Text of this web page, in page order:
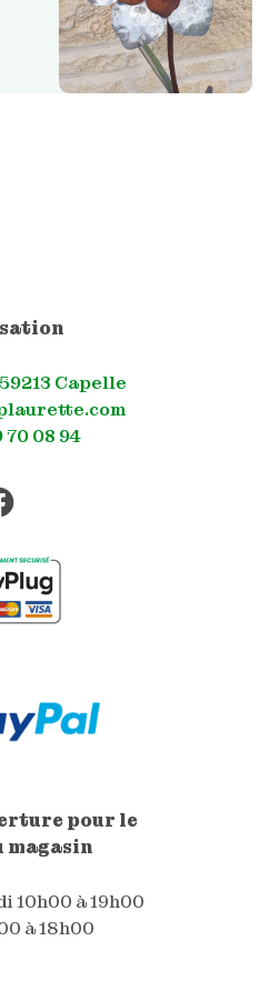
Capelle
70 08 94
pour le
10h00 à 19h00
à 18h00